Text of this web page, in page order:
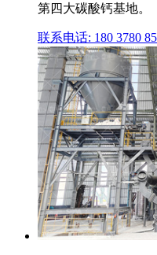
第四大碳酸钙基地。
联系电话: 180 3780